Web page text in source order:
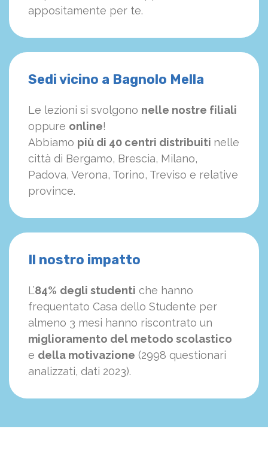
appositamente per te.
Sedi vicino a Bagnolo Mella
Le lezioni si svolgono nelle nostre filiali
oppure online!
Abbiamo più di 40 centri distribuiti nelle
città di Bergamo, Brescia, Milano,
Padova, Verona, Torino, Treviso e relative
province.
Il nostro impatto
L’84% degli studenti che hanno
frequentato Casa dello Studente per
almeno 3 mesi hanno riscontrato un
miglioramento del metodo scolastico
e della motivazione (2998 questionari
analizzati, dati 2023).